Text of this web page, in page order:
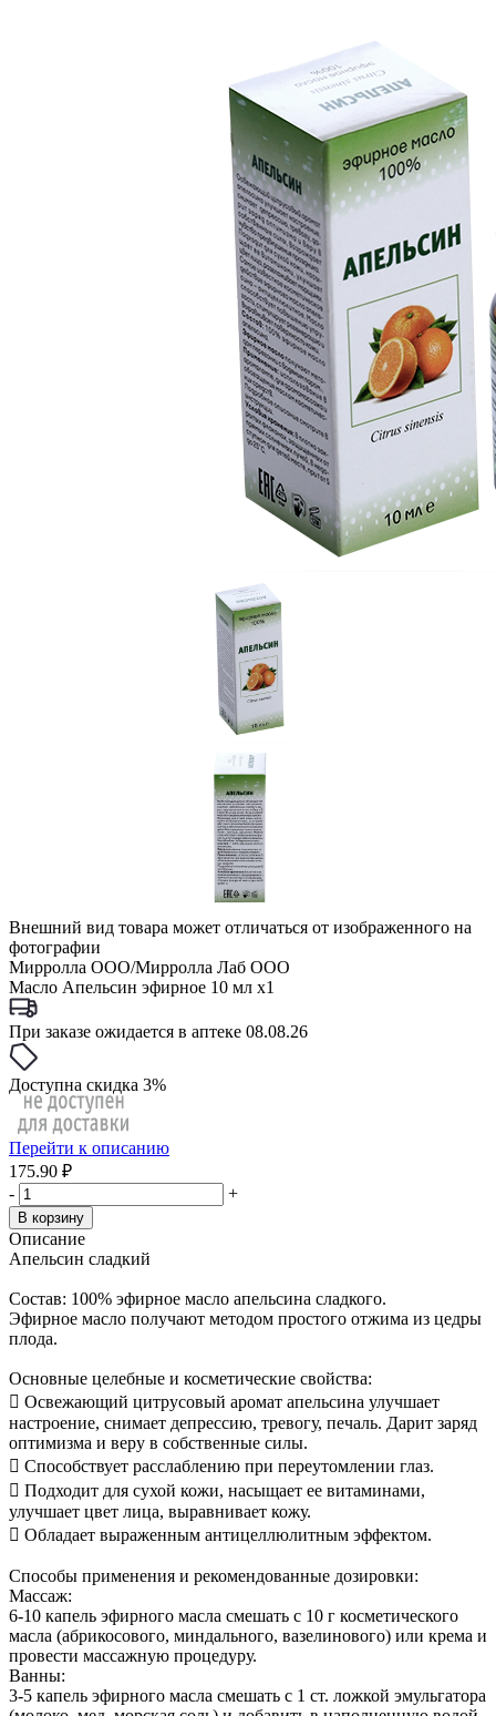
Внешний вид товара может отличаться от изображенного на
фотографии
Мирролла ООО/Мирролла Лаб ООО
Масло Апельсин эфирное 10 мл x1
При заказе ожидается в аптеке 08.08.26
Доступна скидка 3%
Перейти к описанию
175.90 ₽
-
+
В корзину
Описание
Апельсин сладкий
Состав: 100% эфирное масло апельсина сладкого.
Эфирное масло получают методом простого отжима из цедры
плода.
Основные целебные и косметические свойства:
 Освежающий цитрусовый аромат апельсина улучшает
настроение, снимает депрессию, тревогу, печаль. Дарит заряд
оптимизма и веру в собственные силы.
 Способствует расслаблению при переутомлении глаз.
 Подходит для сухой кожи, насыщает ее витаминами,
улучшает цвет лица, выравнивает кожу.
 Обладает выраженным антицеллюлитным эффектом.
Способы применения и рекомендованные дозировки:
Массаж:
6-10 капель эфирного масла смешать с 10 г косметического
масла (абрикосового, миндального, вазелинового) или крема и
провести массажную процедуру.
Ванны:
3-5 капель эфирного масла смешать с 1 ст. ложкой эмульгатора